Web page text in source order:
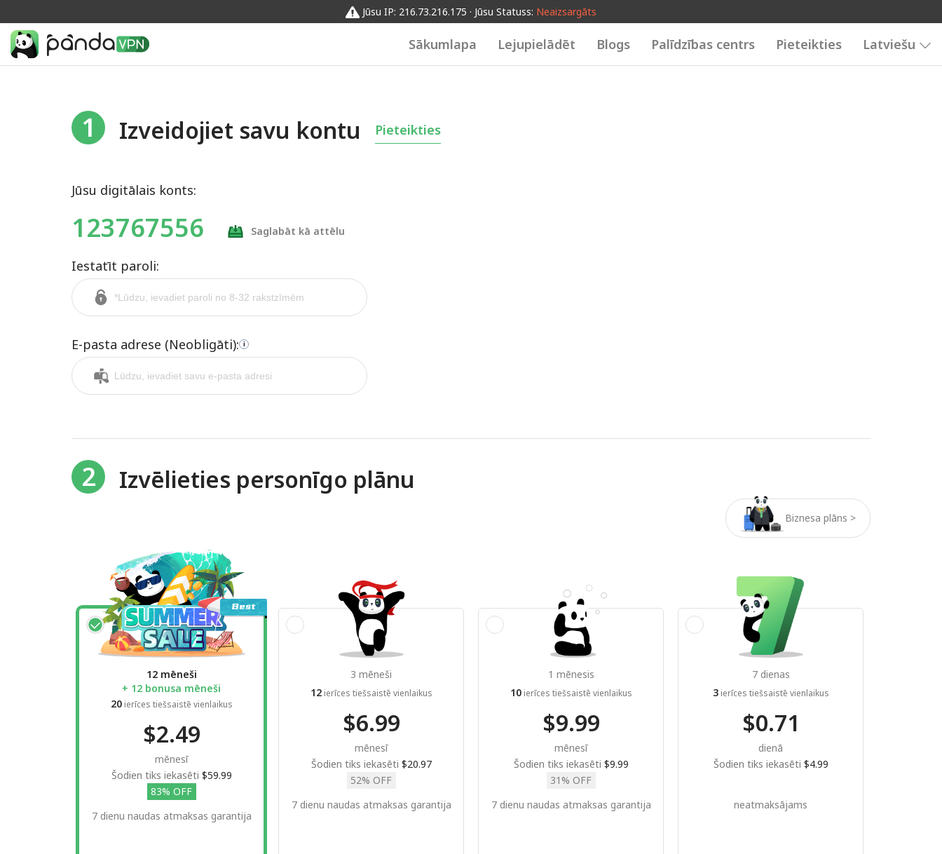
Jūsu IP: 216.73.216.175 · Jūsu Statuss: Neaizsargāts
Sākumlapa Lejupielādēt Blogs Palīdzības centrs Pieteikties Latviešu
1 Izveidojiet savu kontu Pieteikties
Jūsu digitālais konts:
123767556 Saglabāt kā attēlu
Iestatīt paroli:
E-pasta adrese (Neobligāti): i
2 Izvēlieties personīgo plānu
Biznesa plāns >
12 mēneši
+ 12 bonusa mēneši
20ierīces tiešsaistē vienlaikus
$2.49
mēnesī
Šodien tiks iekasēti $59.99
83% OFF
7 dienu naudas atmaksas garantija
3 mēneši
12ierīces tiešsaistē vienlaikus
$6.99
mēnesī
Šodien tiks iekasēti $20.97
52% OFF
7 dienu naudas atmaksas garantija
1 mēnesis
10ierīces tiešsaistē vienlaikus
$9.99
mēnesī
Šodien tiks iekasēti $9.99
31% OFF
7 dienu naudas atmaksas garantija
7 dienas
3ierīces tiešsaistē vienlaikus
$0.71
dienā
Šodien tiks iekasēti $4.99
neatmaksājams